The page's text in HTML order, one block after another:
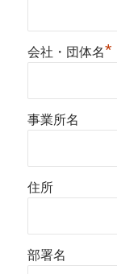
会社・団体名*
事業所名
住所
部署名